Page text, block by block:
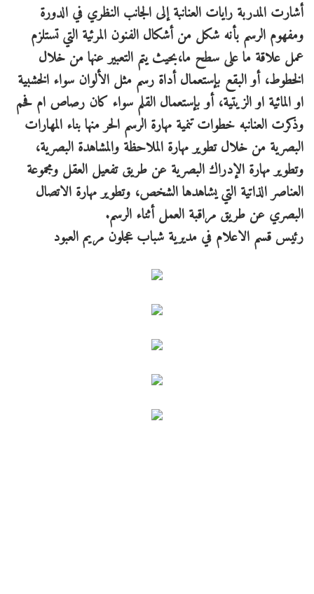
أشارت المدربة رايات العنانبة إلى الجانب النظري في الدورة
ومفهوم الرسم بأنه شكل من أشكال الفنون المرئية التي تستلزم
عمل علاقة ما على سطح ما،بحيث يتم التعبير عنها من خلال
الخطوط، أو البقع بإستعمال أداة رسم مثل الألوان سواء الخشبية
او المائية او الزيتية، أو بإستعمال القلم سواء كان رصاص ام فحم
وذكرت العنانبه خطوات تنمية مهارة الرسم الحر منها بناء المهارات
البصرية من خلال تطوير مهارة الملاحظة والمشاهدة البصرية،
وتطوير مهارة الإدراك البصرية عن طريق تفعيل العقل ومجموعة
العناصر الذاتية التي يشاهدها الشخص، وتطوير مهارة الاتصال
البصري عن طريق مراقبة العمل أثناء الرسم.
رئيس قسم الاعلام في مديرية شباب عجلون مريم العبود